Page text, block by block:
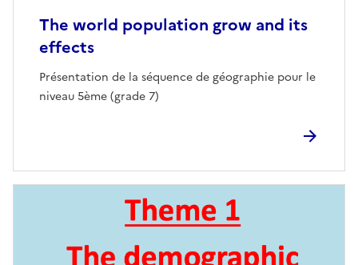
The world population grow and its
effects
Présentation de la séquence de géographie pour le
niveau 5ème (grade 7)